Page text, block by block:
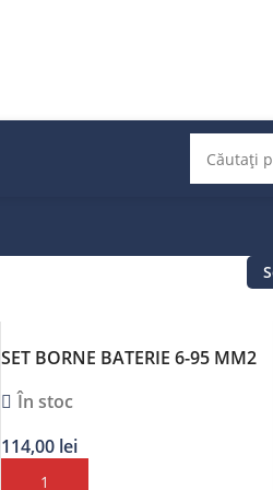
SET BORNE BATERIE 6-95 MM2
În stoc
114,00 lei
ADAUGĂ ÎN COȘ